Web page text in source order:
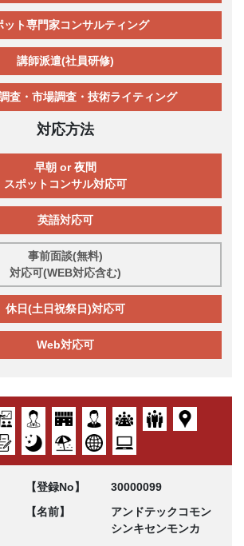
ット専門家コンサルティング
講師派遣(社員研修)
査・市場調査・技術ライティング
対応方法
早朝 or 夜間
スポットコンサル対応可
英語対応可
事前面談(無料)
対応可(WEB対応含む)
休日(土日祝祭日)対応可
Web対応可
【登録No】
30000099
【名前】
アンドテックコモン
シンキセンモンカ